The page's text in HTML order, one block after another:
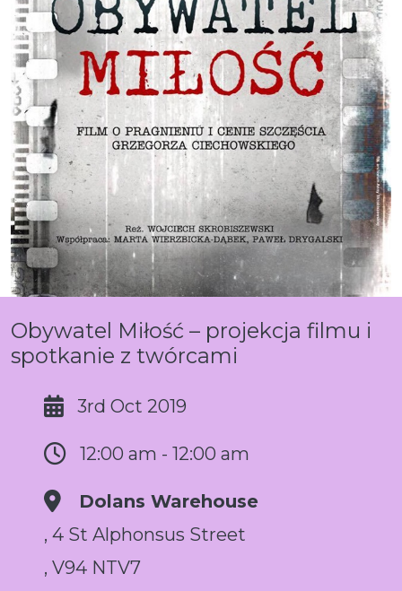
Obywatel Miłość – projekcja filmu i
spotkanie z twórcami
3rd Oct 2019
12:00 am - 12:00 am
Dolans Warehouse
, 4 St Alphonsus Street
, V94 NTV7